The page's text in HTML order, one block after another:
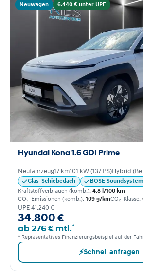
Neuwagen 6.440 € unter UPE
Hyundai Kona 1.6 GDI Prime
Neufahrzeug17 km101 kW (137 PS)Hybrid
Glas-Schiebedach
BOSE Soundsystem
Kraftstoffverbrauch (komb.): 4,8 l/100 km
CO₂-Emissionen (komb.): 109 g/kmCO₂-Klasse:
UPE 41.240 €
34.800 €
ab 276 € mtl.*
* Repräsentatives Finanzierungsbeispiel auf der
⚡Schnell anfragen